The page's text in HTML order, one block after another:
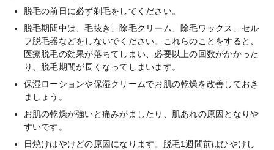
脱毛の前日に必ず剃毛をしてください。
脱毛期間中は、毛抜き、除毛クリーム、除毛ワックス、セル
フ脱毛器などをしないでください。これらのことをすると、
医療脱毛の効果が落ちてしまい、必要以上の回数がかかった
り、脱毛期間が長くなってしまいます。
保湿ローションや保湿クリームでお肌の乾燥を改善しておき
ましょう。
お肌の乾燥が強いと痛みがましたり、肌あれの原因となりや
すいです。
日焼けはやけどの原因になります。脱毛1週間前はひやけし